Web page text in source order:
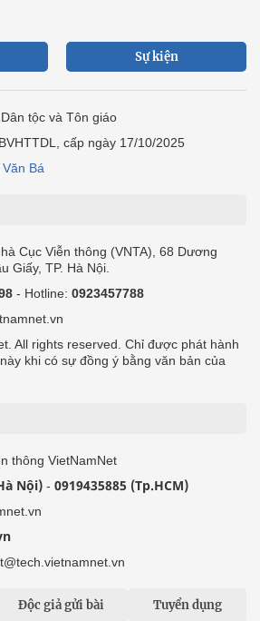
Sự kiện
tộc và Tôn giáo
cấp ngày 17/10/2025
Bá
Cục Viễn thông (VNTA), 68 Dương
Giấy, TP. Hà Nội.
- Hotline: 0923457788
All rights reserved. Chỉ được phát hành
khi có sự đồng ý bằng văn bản của
thông VietNamNet
Nội) - 0919435885 (Tp.HCM)
Độc giả gửi bài Tuyển dụng